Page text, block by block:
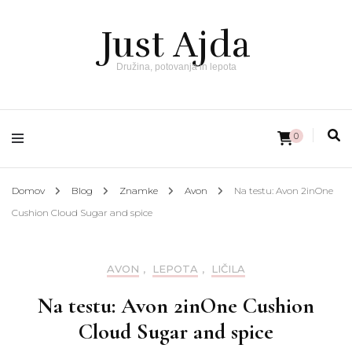
Just Ajda
Družina, potovanja in lepota
0
Domov Blog Znamke Avon
Na testu: Avon 2inOne
Cushion Cloud Sugar and spice
AVON , LEPOTA , LIČILA
Na testu: Avon 2inOne Cushion
Cloud Sugar and spice